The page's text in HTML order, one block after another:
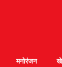
मनोरंजन